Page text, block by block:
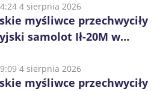
4 sierpnia 2026
myśliwce przechwyciły
samolot Ił-20M w
4 sierpnia 2026
myśliwce przechwyciły